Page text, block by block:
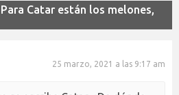
Catar están los melones,
25 marzo, 2021 a las 9:17 am